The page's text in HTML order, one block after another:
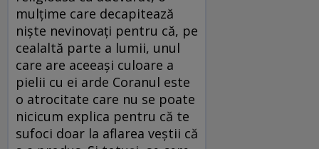
mulţime care decapitează
nişte nevinovaţi pentru că, pe
cealaltă parte a lumii, unul
care are aceeaşi culoare a
pielii cu ei arde Coranul este
o atrocitate care nu se poate
nicicum explica pentru că te
sufoci doar la aflarea veştii că